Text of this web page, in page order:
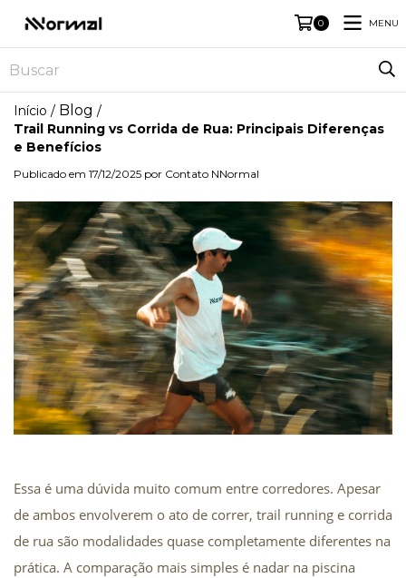
0 MENU
Início / Blog /
Trail Running vs Corrida de Rua: Principais Diferenças
e Benefícios
Publicado em 17/12/2025 por Contato NNormal
Essa é uma dúvida muito comum entre corredores. Apesar
de ambos envolverem o ato de correr, trail running e corrida
de rua são modalidades quase completamente diferentes na
prática. A comparação mais simples é nadar na piscina